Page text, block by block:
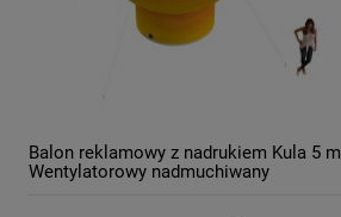
Balon reklamowy z nadrukiem Kula 5 m
Wentylatorowy nadmuchiwany